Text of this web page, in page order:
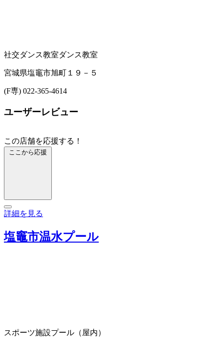
社交ダンス教室ダンス教室
宮城県塩竈市旭町１９－５
(F専) 022-365-4614
ユーザーレビュー
この店舗を応援する！
ここから応援
詳細を見る
塩竈市温水プール
スポーツ施設プール（屋内）